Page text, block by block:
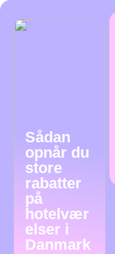
Sådan
opnår du
store
rabatter
på
hotelvær
elser i
Danmark